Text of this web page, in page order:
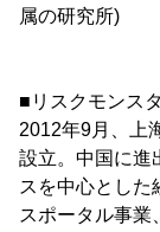
属の研究所)
■リスクモンス
2012年9月、上
設立。中国に進
スを中心とした
スポータル事業